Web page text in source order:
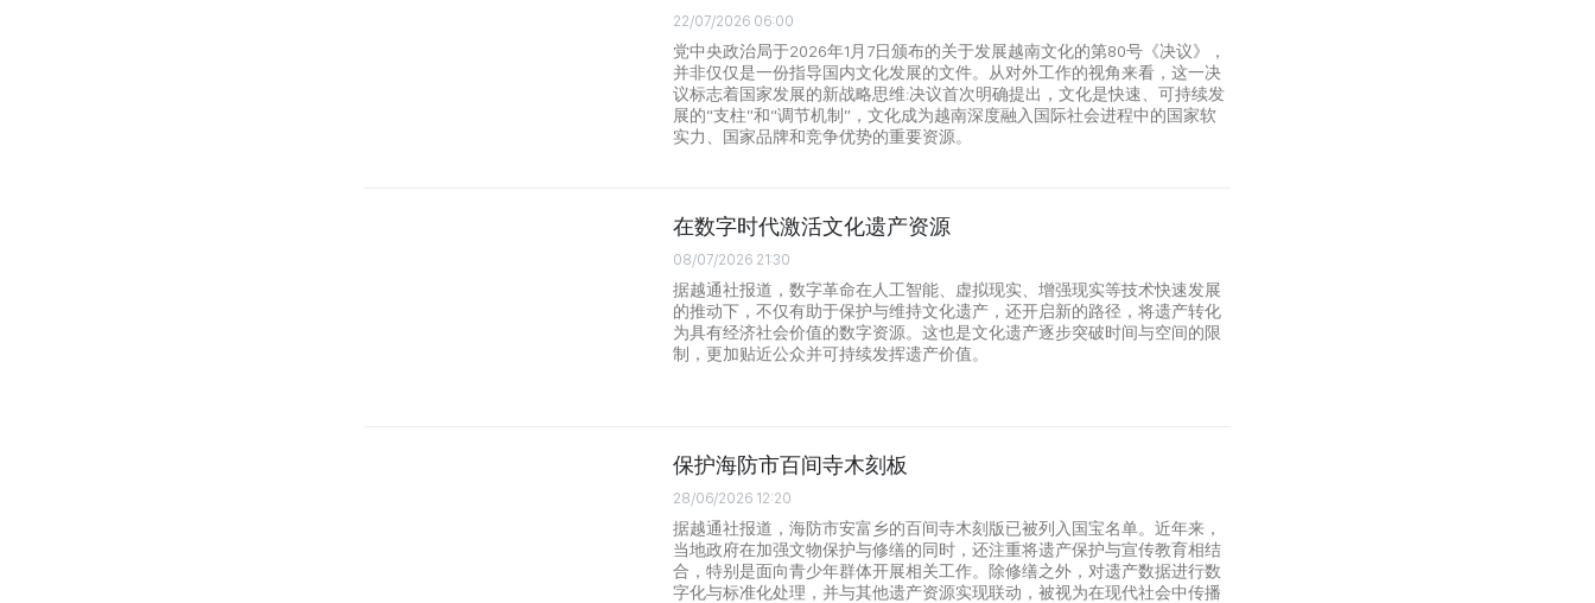
22/07/2026 06:00
党中央政治局于2026年1月7日颁布的关于发展越南文化的第80号《决议》，
并非仅仅是一份指导国内文化发展的文件。从对外工作的视角来看，这一决
议标志着国家发展的新战略思维:决议首次明确提出，文化是快速、可持续发
展的“支柱”和“调节机制”，文化成为越南深度融入国际社会进程中的国家软
实力、国家品牌和竞争优势的重要资源。
在数字时代激活文化遗产资源
08/07/2026 21:30
据越通社报道，数字革命在人工智能、虚拟现实、增强现实等技术快速发展
的推动下，不仅有助于保护与维持文化遗产，还开启新的路径，将遗产转化
为具有经济社会价值的数字资源。这也是文化遗产逐步突破时间与空间的限
制，更加贴近公众并可持续发挥遗产价值。
保护海防市百间寺木刻板
28/06/2026 12:20
据越通社报道，海防市安富乡的百间寺木刻版已被列入国宝名单。近年来，
当地政府在加强文物保护与修缮的同时，还注重将遗产保护与宣传教育相结
合，特别是面向青少年群体开展相关工作。除修缮之外，对遗产数据进行数
字化与标准化处理，并与其他遗产资源实现联动，被视为在现代社会中传播